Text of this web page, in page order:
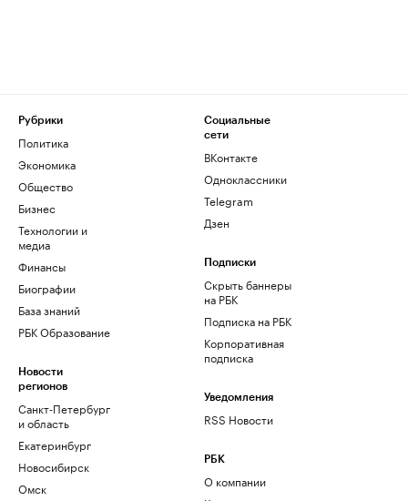
Рубрики
Политика
Экономика
Общество
Бизнес
Технологии и
медиа
Финансы
Биографии
База знаний
РБК Образование
Новости
регионов
Санкт-Петербург
и область
Екатеринбург
Новосибирск
Омск
Социальные
сети
ВКонтакте
Одноклассники
Telegram
Дзен
Подписки
Скрыть баннеры
на РБК
Подписка на РБК
Корпоративная
подписка
Уведомления
RSS Новости
РБК
О компании